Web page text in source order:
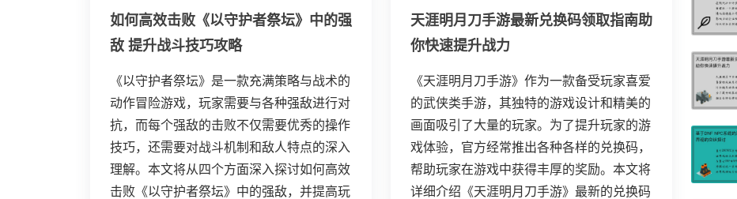
如何高效击败《以守护者祭坛》中的强
敌 提升战斗技巧攻略
《以守护者祭坛》是一款充满策略与战术的
动作冒险游戏，玩家需要与各种强敌进行对
抗，而每个强敌的击败不仅需要优秀的操作
技巧，还需要对战斗机制和敌人特点的深入
理解。本文将从四个方面深入探讨如何高效
击败《以守护者祭坛》中的强敌，并提高玩
天涯明月刀手游最新兑换码领取指南助
你快速提升战力
《天涯明月刀手游》作为一款备受玩家喜爱
的武侠类手游，其独特的游戏设计和精美的
画面吸引了大量的玩家。为了提升玩家的游
戏体验，官方经常推出各种各样的兑换码，
帮助玩家在游戏中获得丰厚的奖励。本文将
详细介绍《天涯明月刀手游》最新的兑换码